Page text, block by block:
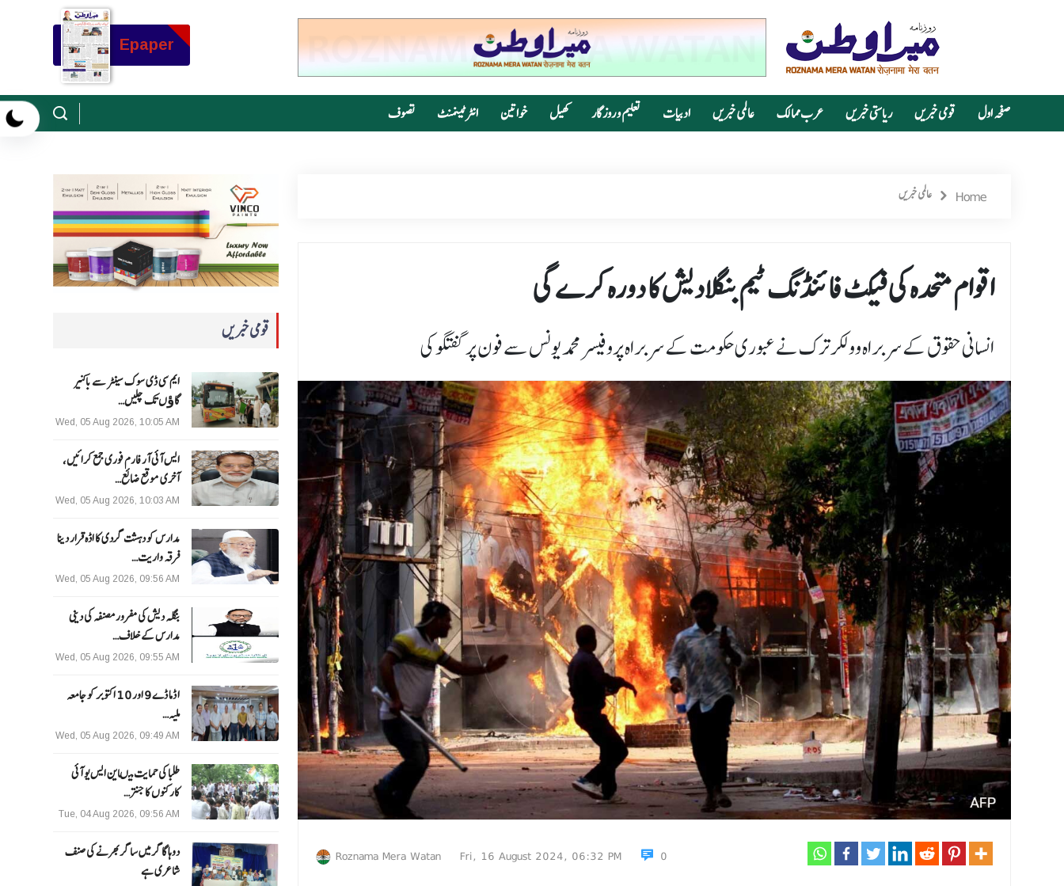
Epaper
صفحہ اول قومی خبریں ریاستی خبریں عرب ممالک عالمی خبریں ادبیات تعلیم و روزگار کھیل خواتین انٹرٹینمنٹ تصوف
قومی خبریں
ایم سی ڈی سوک سینٹر سے باکنیر
گاﺅں تک چلیں…
Wed, 05 Aug 2026, 10:05 AM
ایس آئی آر فارم فوری جمع کرائیں،
آخری موقع ضائع…
Wed, 05 Aug 2026, 10:03 AM
مدارس کو دہشت گردی کا اڈہ قرار دینا
فرقہ واریت…
Wed, 05 Aug 2026, 09:56 AM
بنگلہ دیش کی مفرور مصنفہ کی دینی
مدارس کے خلاف…
Wed, 05 Aug 2026, 09:55 AM
ا ڈما ڈے 9 اور 10 اکتوبر کو جامعہ
ملیہ…
Wed, 05 Aug 2026, 09:49 AM
طلبا کی حمایت میںاین ایس یو آئی
کارکنوں کا جنتر…
Tue, 04 Aug 2026, 09:56 AM
دوہا گاگر میں ساگر بھرنے کی صنف
شاعری ہے
Home عالمی خبریں
اقوام متحدہ کی فیکٹ فائنڈنگ ٹیم بنگلادیش کا دورہ کرے گی
انسانی حقوق کے سربراہ وولکر ترک نے عبوری حکومت کے سربراہ پروفیسر محمد یونس سے فون پر گفتگو کی
Roznama Mera Watan Fri, 16 August 2024, 06:32 PM 0